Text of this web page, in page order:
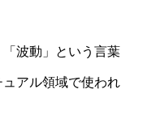
波動」という言葉
アル領域で使われ